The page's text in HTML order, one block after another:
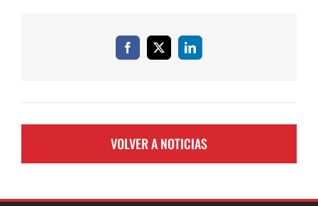
Facebook
X LinkedIn
VOLVER A NOTICIAS